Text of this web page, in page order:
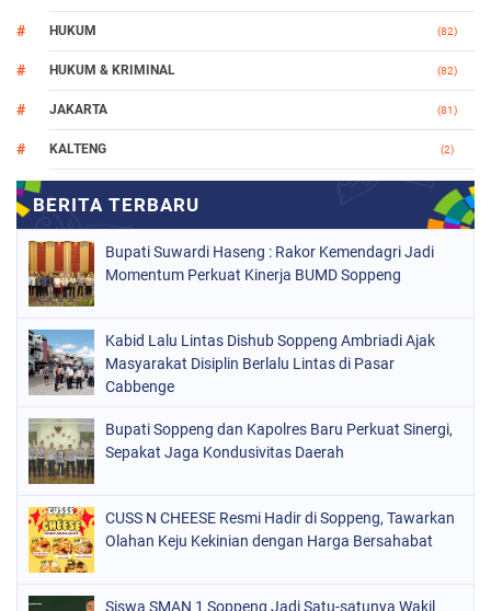
HUKUM (82)
HUKUM & KRIMINAL (82)
JAKARTA (81)
KALTENG (2)
(147)
NASIONAL (1021)
ORGANISASI
PERISTIWA
POLITIK (220)
POLRI
SOPPENG (1889)
SULSEL
Bupati Suwardi Haseng : Rakor Kemendagri Jadi
Momentum Perkuat Kinerja BUMD Soppeng
Kabid Lalu Lintas Dishub Soppeng Ambriadi Ajak
Masyarakat Disiplin Berlalu Lintas di Pasar
Cabbenge
Bupati Soppeng dan Kapolres Baru Perkuat Sinergi,
Sepakat Jaga Kondusivitas Daerah
CUSS N CHEESE Resmi Hadir di Soppeng, Tawarkan
Olahan Keju Kekinian dengan Harga Bersahabat
Siswa SMAN 1 Soppeng Jadi Satu-satunya Wakil